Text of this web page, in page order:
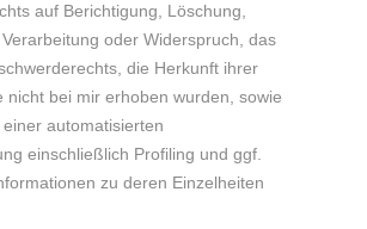
auf Berichtigung, Löschung,
oder Widerspruch, das
die Herkunft ihrer
nicht bei mir erhoben wurden, sowie
automatisierten
einschließlich Profiling und ggf.
zu deren Einzelheiten